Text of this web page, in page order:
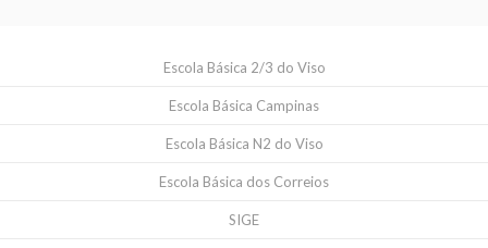
Escola Básica 2/3 do Viso
Escola Básica Campinas
Escola Básica N2 do Viso
Escola Básica dos Correios
SIGE